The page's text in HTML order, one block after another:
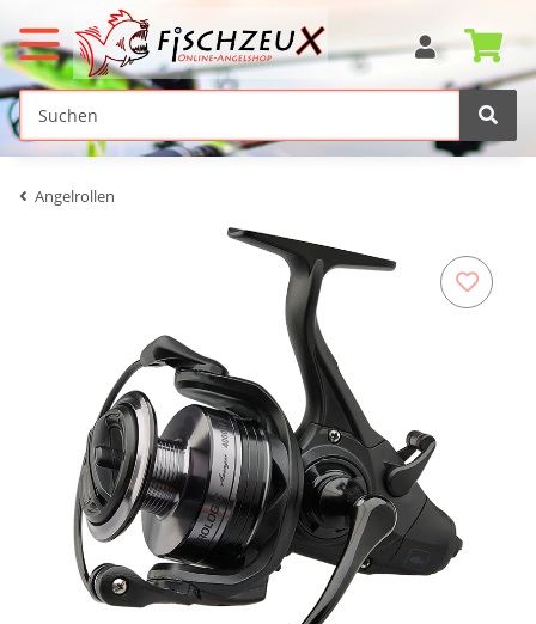
Angelrollen